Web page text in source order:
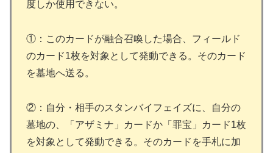
度しか使用できない。
①：このカードが融合召喚した場合、フィールド
のカード1枚を対象として発動できる。そのカード
を墓地へ送る。
②：自分・相手のスタンバイフェイズに、自分の
墓地の、「アザミナ」カードか「罪宝」カード1枚
を対象として発動できる。そのカードを手札に加